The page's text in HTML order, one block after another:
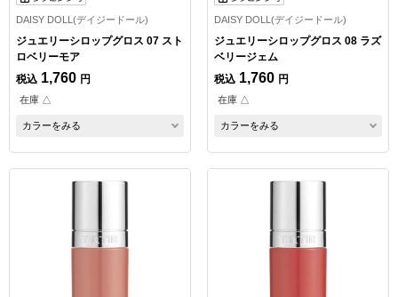
DAISY DOLL(デイジードール)
ジュエリーシロップグロス 07 スト
ロベリーモア
税込 1,760 円
在庫 △
カラーをみる
DAISY DOLL(デイジードール)
ジュエリーシロップグロス 08 ラズ
ベリージェム
税込 1,760 円
在庫 △
カラーをみる